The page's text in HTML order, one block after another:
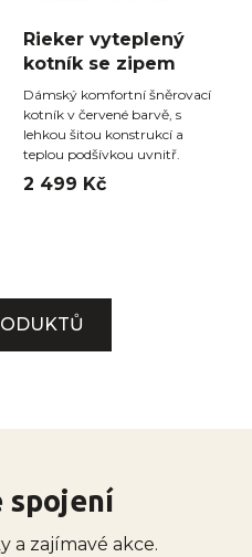
Rieker vyteplený
kotník se zipem
Dámský komfortní šněrovací
kotník v červené barvě, s
lehkou šitou konstrukcí a
teplou podšívkou uvnitř.
2 499 Kč
spojení
a zajímavé akce.